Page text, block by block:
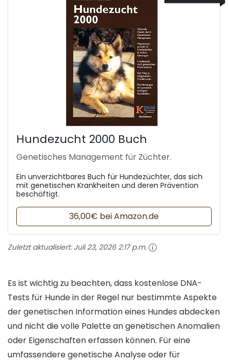
Hundezucht 2000 Buch
Genetisches Management für Züchter.
Ein unverzichtbares Buch für Hundezüchter, das sich
mit genetischen Krankheiten und deren Prävention
beschäftigt.
36,00€ bei Amazon.de
Zuletzt aktualisiert: Juli 23, 2026 2:17 p.m.
Es ist wichtig zu beachten, dass kostenlose DNA-
Tests für Hunde in der Regel nur bestimmte Aspekte
der genetischen Information eines Hundes abdecken
und nicht die volle Palette an genetischen Anomalien
oder Eigenschaften erfassen können. Für eine
umfassendere genetische Analyse oder für